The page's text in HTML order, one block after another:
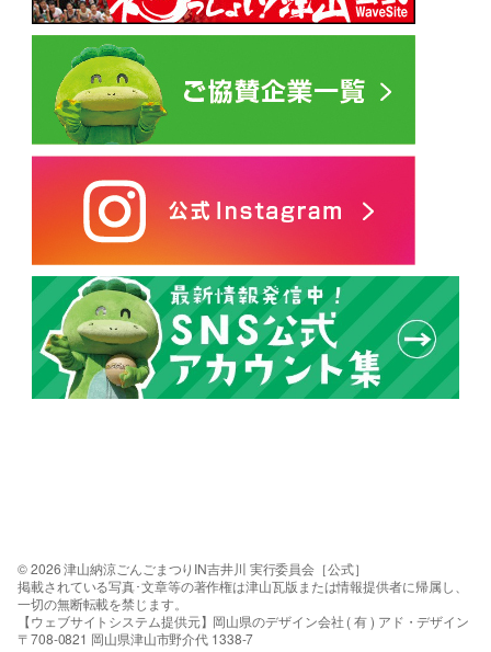
© 2026 津山納涼ごんごまつりIN吉井川 実行委員会［公式］
掲載されている写真･文章等の著作権は津山瓦版または情報提供者に帰属し、
一切の無断転載を禁じます。
【ウェブサイトシステム提供元】岡山県のデザイン会社 ( 有 ) アド・デザイン
〒708-0821 岡山県津山市野介代 1338-7